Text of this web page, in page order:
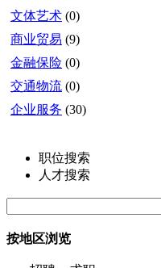
文体艺术 (0)
商业贸易 (9)
金融保险 (0)
交通物流 (0)
企业服务 (30)
职位搜索
人才搜索
按地区浏览